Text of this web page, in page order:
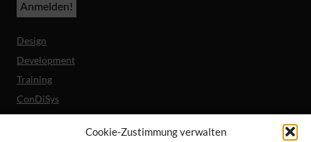
Cookie-Zustimmung verwalten
Design
Development
Training
ConDiSys
Barrierefreiheit
Mobile Lösungen